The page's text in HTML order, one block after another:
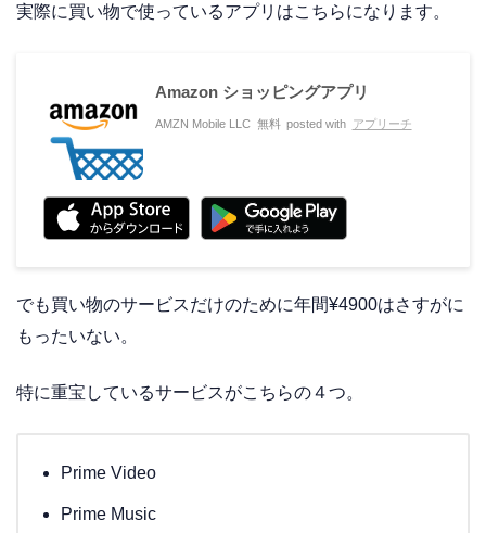
実際に買い物で使っているアプリはこちらになります。
Amazon ショッピングアプリ
AMZN Mobile LLC 無料 posted with アプリーチ
でも買い物のサービスだけのために年間¥4900はさすがに
もったいない。
特に重宝しているサービスがこちらの４つ。
Prime Video
Prime Music